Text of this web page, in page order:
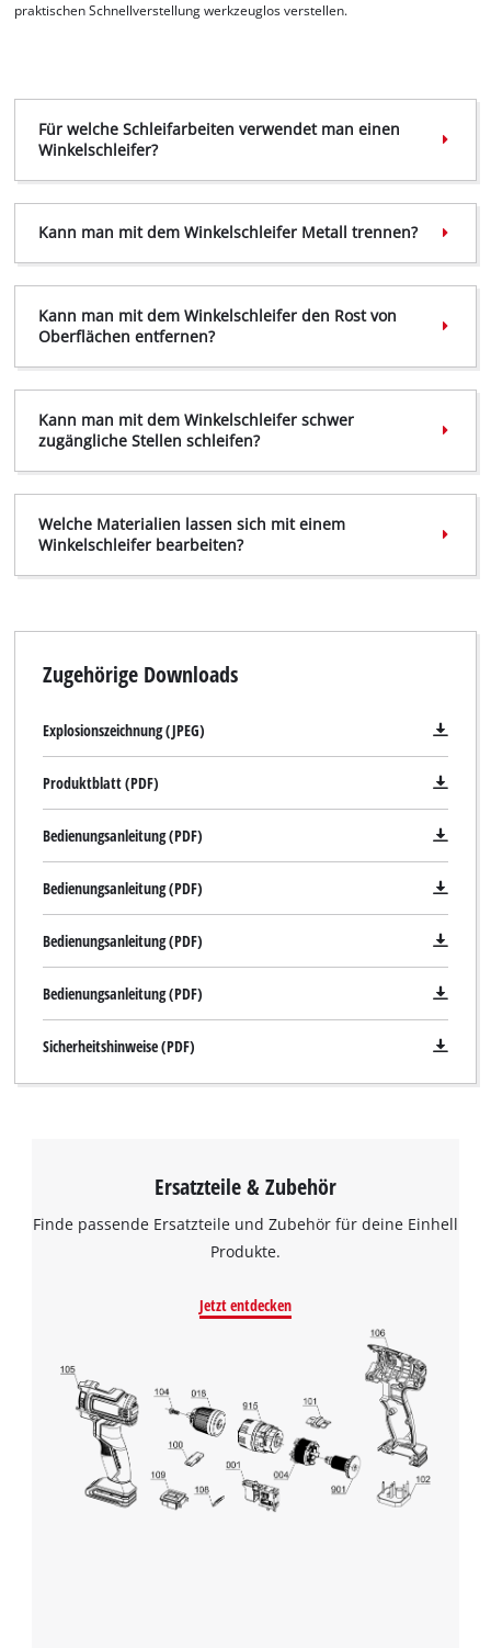
Wir benötigen deine Zustimmung, um
to trackers that are not disclosed to the
visitor. The website owner needs to setup
the site with their CMP to add this content
to the list of technologies used.
Powered byUsercentrics Consent
Management Platform
praktischen Schnellverstellung werkzeuglos verstellen.
Für welche Schleifarbeiten verwendet man einen
Winkelschleifer?
Kann man mit dem Winkelschleifer Metall trennen?
Kann man mit dem Winkelschleifer den Rost von
Oberflächen entfernen?
Kann man mit dem Winkelschleifer schwer
zugängliche Stellen schleifen?
Welche Materialien lassen sich mit einem
Winkelschleifer bearbeiten?
Zugehörige Downloads
Explosionszeichnung (JPEG)
Produktblatt (PDF)
Bedienungsanleitung (PDF)
Bedienungsanleitung (PDF)
Bedienungsanleitung (PDF)
Bedienungsanleitung (PDF)
Sicherheitshinweise (PDF)
Ersatzteile & Zubehör
Finde passende Ersatzteile und Zubehör für deine Einhell
Produkte.
Jetzt entdecken